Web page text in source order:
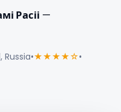
Расіі —
Russia•★★★★☆•